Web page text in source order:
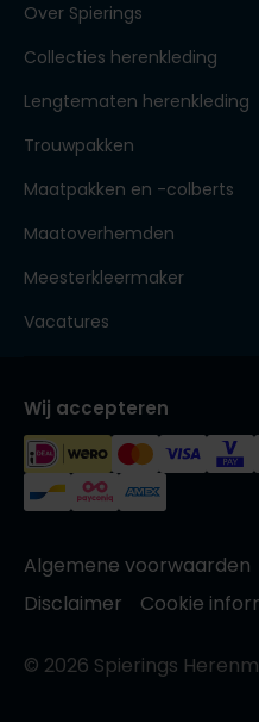
Over Spierings
Collecties herenkleding
Lengtematen herenkleding
Trouwpakken
Maatpakken en -colberts
Maatoverhemden
Meesterkleermaker
Vacatures
Wij accepteren
Algemene voorwaarden
Disclaimer
Cookie
© 2026 Spierings